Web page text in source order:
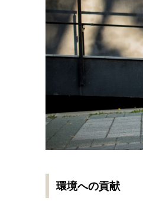
環境への貢献